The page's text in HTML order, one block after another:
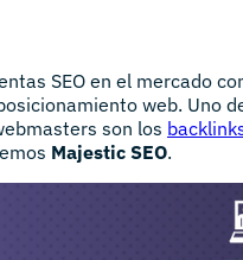
SEO en el mercado
web. Uno
son los
Majestic SEO.